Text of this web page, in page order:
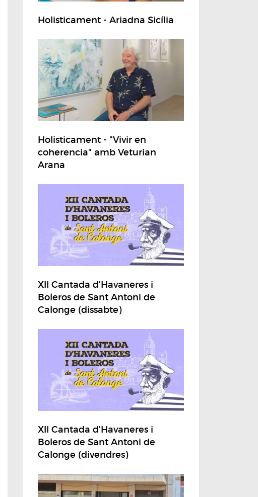
Holisticament - Ariadna Sicília
Holisticament - "Vivir en
coherencia" amb Veturian
Arana
XII Cantada d'Havaneres i
Boleros de Sant Antoni de
Calonge (dissabte)
XII Cantada d'Havaneres i
Boleros de Sant Antoni de
Calonge (divendres)